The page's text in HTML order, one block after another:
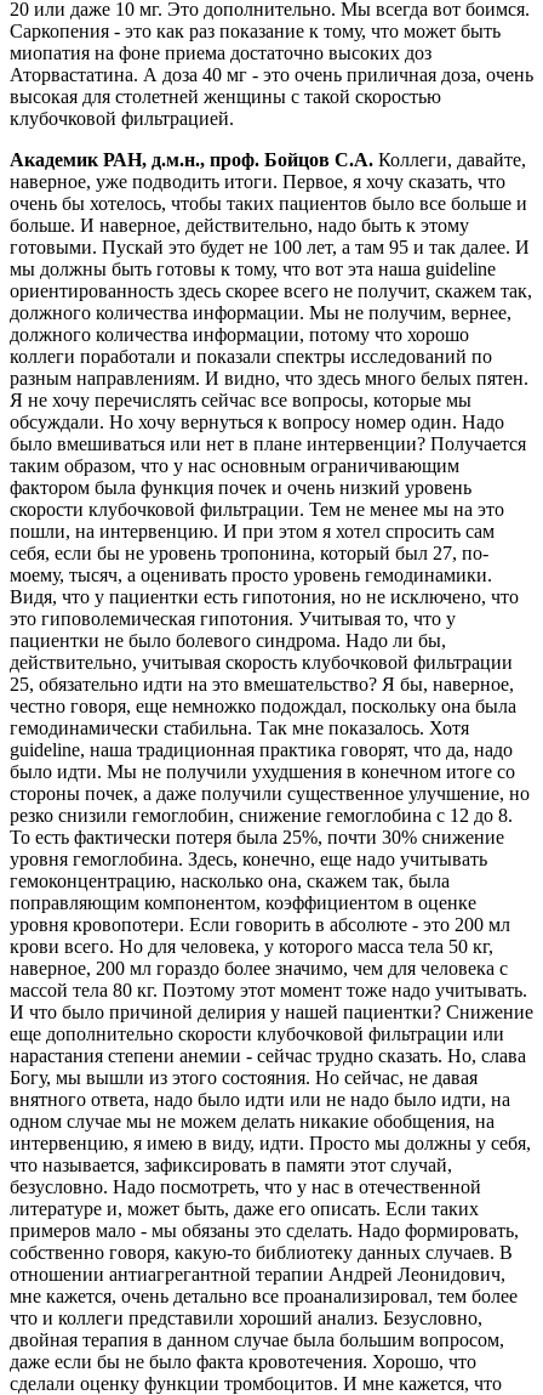
20 или даже 10 мг. Это дополнительно. Мы всегда вот боимся.
Саркопения - это как раз показание к тому, что может быть
миопатия на фоне приема достаточно высоких доз
Аторвастатина. А доза 40 мг - это очень приличная доза, очень
высокая для столетней женщины с такой скоростью
клубочковой фильтрацией.
Академик РАН, д.м.н., проф. Бойцов С.А. Коллеги, давайте,
наверное, уже подводить итоги. Первое, я хочу сказать, что
очень бы хотелось, чтобы таких пациентов было все больше и
больше. И наверное, действительно, надо быть к этому
готовыми. Пускай это будет не 100 лет, а там 95 и так далее. И
мы должны быть готовы к тому, что вот эта наша guideline
ориентированность здесь скорее всего не получит, скажем так,
должного количества информации. Мы не получим, вернее,
должного количества информации, потому что хорошо
коллеги поработали и показали спектры исследований по
разным направлениям. И видно, что здесь много белых пятен.
Я не хочу перечислять сейчас все вопросы, которые мы
обсуждали. Но хочу вернуться к вопросу номер один. Надо
было вмешиваться или нет в плане интервенции? Получается
таким образом, что у нас основным ограничивающим
фактором была функция почек и очень низкий уровень
скорости клубочковой фильтрации. Тем не менее мы на это
пошли, на интервенцию. И при этом я хотел спросить сам
себя, если бы не уровень тропонина, который был 27, по-
моему, тысяч, а оценивать просто уровень гемодинамики.
Видя, что у пациентки есть гипотония, но не исключено, что
это гиповолемическая гипотония. Учитывая то, что у
пациентки не было болевого синдрома. Надо ли бы,
действительно, учитывая скорость клубочковой фильтрации
25, обязательно идти на это вмешательство? Я бы, наверное,
честно говоря, еще немножко подождал, поскольку она была
гемодинамически стабильна. Так мне показалось. Хотя
guideline, наша традиционная практика говорят, что да, надо
было идти. Мы не получили ухудшения в конечном итоге со
стороны почек, а даже получили существенное улучшение, но
резко снизили гемоглобин, снижение гемоглобина с 12 до 8.
То есть фактически потеря была 25%, почти 30% снижение
уровня гемоглобина. Здесь, конечно, еще надо учитывать
гемоконцентрацию, насколько она, скажем так, была
поправляющим компонентом, коэффициентом в оценке
уровня кровопотери. Если говорить в абсолюте - это 200 мл
крови всего. Но для человека, у которого масса тела 50 кг,
наверное, 200 мл гораздо более значимо, чем для человека с
массой тела 80 кг. Поэтому этот момент тоже надо учитывать.
И что было причиной делирия у нашей пациентки? Снижение
еще дополнительно скорости клубочковой фильтрации или
нарастания степени анемии - сейчас трудно сказать. Но, слава
Богу, мы вышли из этого состояния. Но сейчас, не давая
внятного ответа, надо было идти или не надо было идти, на
одном случае мы не можем делать никакие обобщения, на
интервенцию, я имею в виду, идти. Просто мы должны у себя,
что называется, зафиксировать в памяти этот случай,
безусловно. Надо посмотреть, что у нас в отечественной
литературе и, может быть, даже его описать. Если таких
примеров мало - мы обязаны это сделать. Надо формировать,
собственно говоря, какую-то библиотеку данных случаев. В
отношении антиагрегантной терапии Андрей Леонидович,
мне кажется, очень детально все проанализировал, тем более
что и коллеги представили хороший анализ. Безусловно,
двойная терапия в данном случае была большим вопросом,
даже если бы не было факта кровотечения. Хорошо, что
сделали оценку функции тромбоцитов. И мне кажется, что